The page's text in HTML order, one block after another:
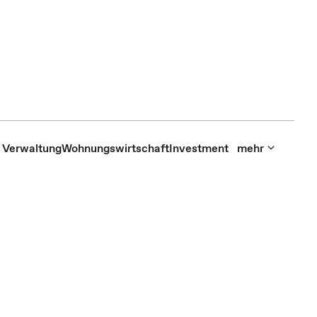
VerwaltungWohnungswirtschaftInvestment mehr